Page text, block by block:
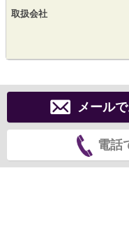
取扱会社
メール
電話